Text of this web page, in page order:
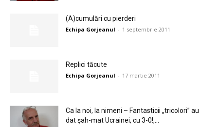
(A)cumulări cu pierderi
Echipa Gorjeanul - 1 septembrie 2011
Replici tăcute
Echipa Gorjeanul - 17 martie 2011
Ca la noi, la nimeni – Fantasticii „tricolori” au
dat șah-mat Ucrainei, cu 3-0!,...